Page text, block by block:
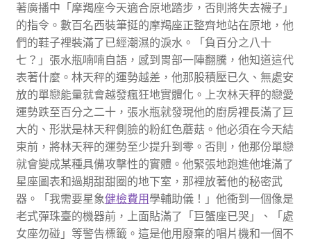
著廣播中「摩羯座今天適合原地踏步，否則將失去襪子」
的指令。數百名西裝筆挺的摩羯座正整齊地站在原地，他
們的鞋子裡裝滿了已經潮濕的淚水。「負百分之八十
七？」張水瓶喃喃自語，感到胃部一陣翻騰，他知道這代
表著什麼。林天秤的運勢越差，他那股積壓已久、無處安
放的單戀能量就會越發瘋狂地實體化。上次林天秤的戀愛
運勢跌至百分之二十，張水瓶就發現他的廚房裡長滿了巨
大的、形狀是林天秤側臉的粉紅色蘑菇。他必須在今天結
束前，將林天秤的運勢至少提升到零。否則，他那份單戀
就會變成某種具備攻擊性的實體。他緊張地跑進他堆滿了
星座圖表和過期甜甜圈的地下室，那裡放著他的秘密武
器。「我需要星象健檢費用 學輔助儀！」他衝到一個像是
老式彈珠臺的機器前，上面貼滿了「巨蟹座已哭」、「處
女座勿碰」等警告標籤。這是他用廢棄的唱片機和一個不